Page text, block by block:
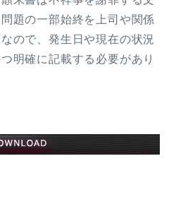
題の一部始終を上司や関係
ので、発生日や現在の状況
明確に記載する必要があり